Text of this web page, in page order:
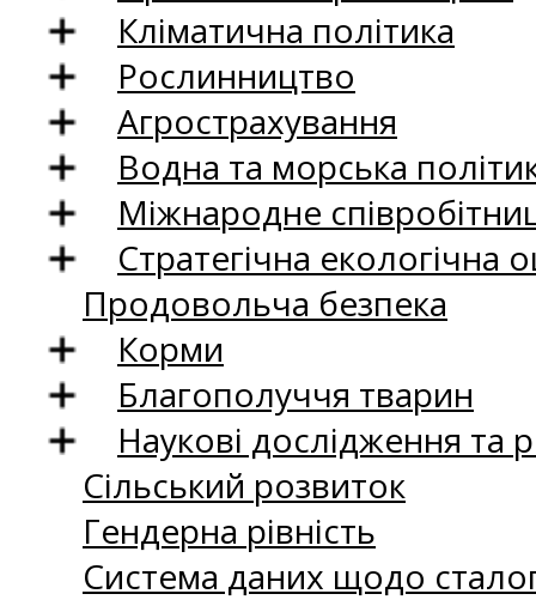
Кліматична політика
Рослинництво
Агрострахування
Водна та морська
Міжнародне
Стратегічна екологічна
Продовольча безпека
Корми
Благополуччя тварин
Наукові дослідження та
Сільський розвиток
Гендерна рівність
Система даних щодо